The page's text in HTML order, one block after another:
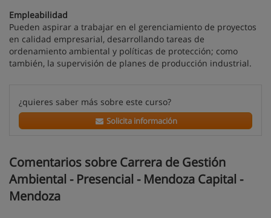
Empleabilidad
Pueden aspirar a trabajar en el gerenciamiento de proyectos
en calidad empresarial, desarrollando tareas de
ordenamiento ambiental y políticas de protección; como
también, la supervisión de planes de producción industrial.
¿quieres saber más sobre este curso?
Solicita información
Comentarios sobre Carrera de Gestión
Ambiental - Presencial - Mendoza Capital -
Mendoza